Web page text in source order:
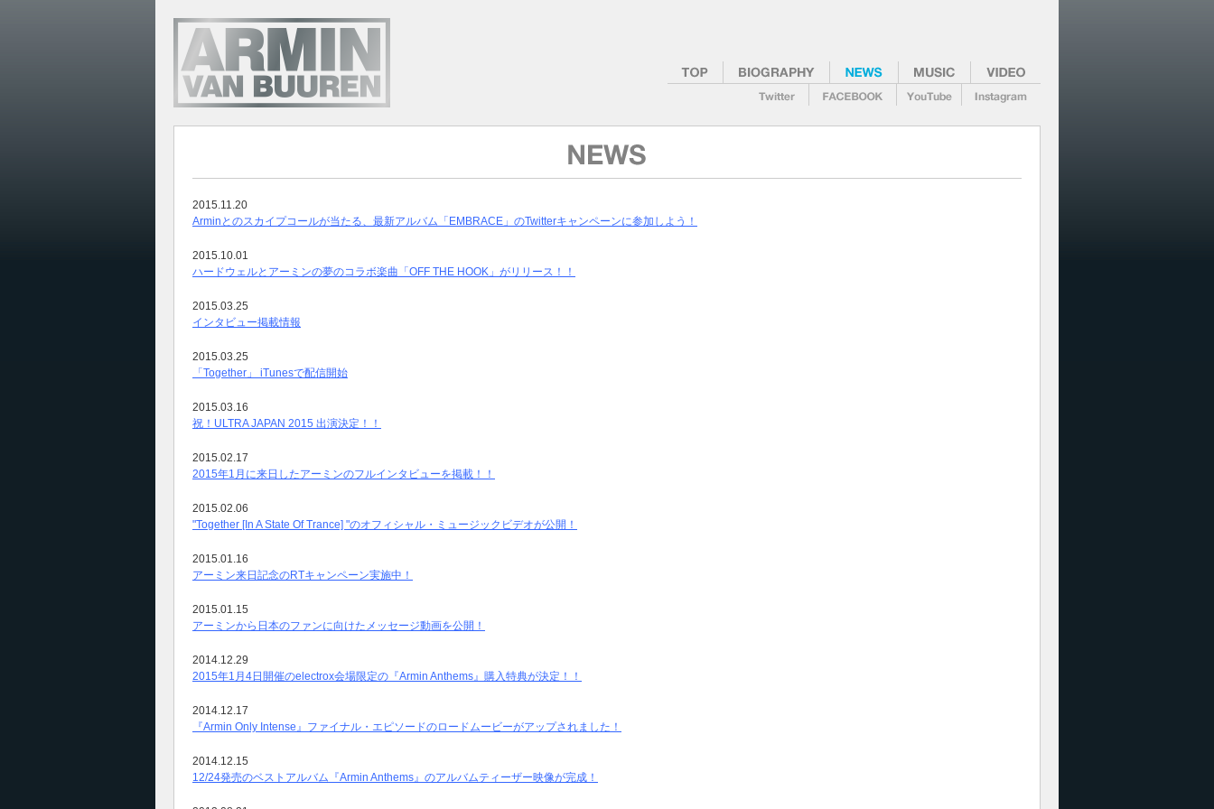
2015.11.20
Arminとのスカイプコールが当たる、最新アルバム「EMBRACE」のTwitterキャンペーンに参加しよう！
2015.10.01
ハードウェルとアーミンの夢のコラボ楽曲「OFF THE HOOK」がリリース！！
2015.03.25
インタビュー掲載情報
2015.03.25
「Together」 iTunesで配信開始
2015.03.16
祝！ULTRA JAPAN 2015 出演決定！！
2015.02.17
2015年1月に来日したアーミンのフルインタビューを掲載！！
2015.02.06
"Together [In A State Of Trance] "のオフィシャル・ミュージックビデオが公開！
2015.01.16
アーミン来日記念のRTキャンペーン実施中！
2015.01.15
アーミンから日本のファンに向けたメッセージ動画を公開！
2014.12.29
2015年1月4日開催のelectrox会場限定の『Armin Anthems』購入特典が決定！！
2014.12.17
『Armin Only Intense』ファイナル・エピソードのロードムービーがアップされました！
2014.12.15
12/24発売のベストアルバム『Armin Anthems』のアルバムティーザー映像が完成！